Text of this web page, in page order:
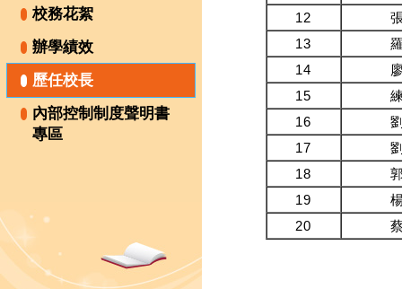
校務花絮
辦學績效
歷任校長
內部控制制度聲明書
專區
12
13
14
15
16
17
18
19
20